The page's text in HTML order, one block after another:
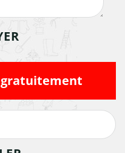
gratuitement